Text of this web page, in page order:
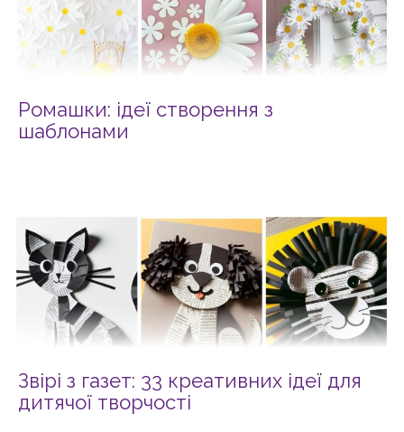
Ромашки: ідеї створення з
шаблонами
Звірі з газет: 33 креативних ідеї для
дитячої творчості